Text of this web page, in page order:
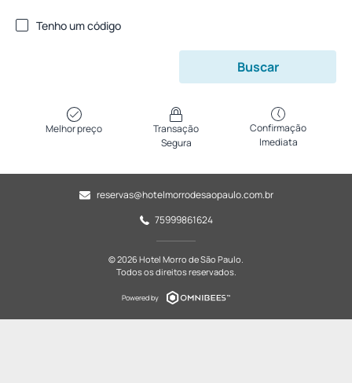
Tenho um código
Buscar
Melhor preço
Transação
Segura
Confirmação
Imediata
reservas@hotelmorrodesaopaulo.com.br
75999861624
© 2026 Hotel Morro de São Paulo.
Todos os direitos reservados.
Powered by